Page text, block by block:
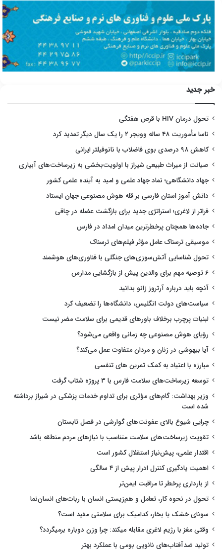
خبر جدید
تحول درمان HIV با قرص هفتگی
ناسا مأموریت ۴۸ ساله وویجر ۲ را یک سال دیگر تمدید کرد
کاهش ۹۸ درصدی بوی فاضلاب با نانوفیلتر ایرانی
صیانت از میراث طبیعی شیراز با اولویت‌بخشی به زیرساخت‌های آبیاری
جهاد دانشگاهی؛ نماد جهاد علمی و امید به آینده علمی کشور
دانش آموز استان فارسی بر قله هوش مصنوعی جهان ایستاد
فراتر از لاغری؛ استراتژی جدید برای بازگشت عضله در چاقی
جاده‌ها همچنان پرخطرترین میدان امداد در فارس
موسیقی ترسناک عامل مؤثر فیلم‌های ترسناک
تحول شناسایی آتش‌سوزی‌های جنگلی با فناوری‌های هوشمند
۶ توصیه مهم برای والدین پیش از بازگشایی مدارس
آنچه باید درباره آرتروز زانو بدانید
سیاست‌های دولت انگلیس، دانشگاه‌ها را تضعیف کرد
لبنیات پرچرب برخلاف باورهای قدیمی برای سلامت مضر نیست
رؤیای هوش مصنوعی چه زمانی واقعی می‌شود؟
آیا بیهوشی در زنان و مردان متفاوت عمل می‌کند؟
مبارزه با اعتیاد به کمک تمرین های تنفسی
توسعه زیرساخت‌های سلامت فارس با ۳ پروژه شتاب گرفت
وزیر بهداشت: گام‌های مؤثری برای تداوم خدمات پزشکی در شیراز برداشته
شده است
چرایی شیوع بالای عفونت‌های گوارشی در فصل تابستان
تقویت زیرساخت‌های سلامت متناسب با نیازهای مردم منطقه باشد
اقتدار علمی، پیش‌نیاز استقلال کشور است
اهمیت یادگیری کنترل ادرار پیش از ۴ سالگی
از بارداری پرخطر تا مراقبت ایمن‌تر
تحول در نحوه کار، تعامل و هم‌زیستی انسان با ربات‌های انسان‌نما
سونای خشک یا بخار، کدامیک برای سلامتی مفید است؟
وقتی مغز با رژیم لاغری مقابله میکند: چرا وزن دوباره برمیگردد؟
تولید ضدآفتاب‌های نانویی بومی با عملکرد بهتر